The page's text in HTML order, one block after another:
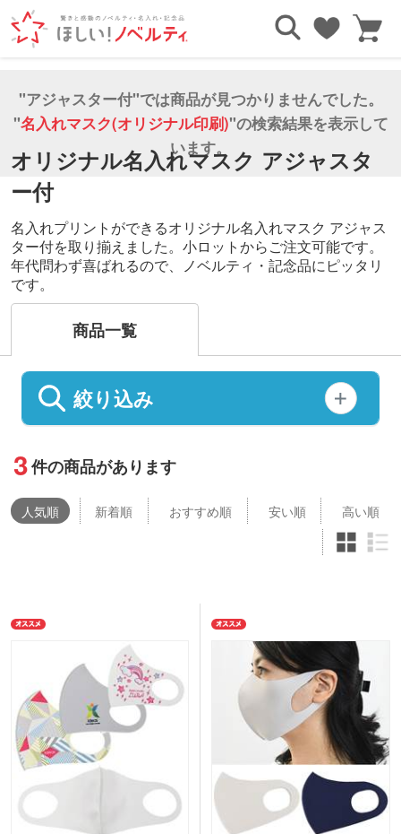
"アジャスター付"では商品が見つかりませんでした。
"名入れマスク(オリジナル印刷)"の検索結果を表示して
います。
オリジナル名入れマスク アジャスタ
ー付
名入れプリントができるオリジナル名入れマスク アジャス
ター付を取り揃えました。小ロットからご注文可能です。
年代問わず喜ばれるので、ノベルティ・記念品にピッタリ
です。
商品一覧
絞り込み
3件の商品があります
人気順 新着順 おすすめ順 安い順 高い順